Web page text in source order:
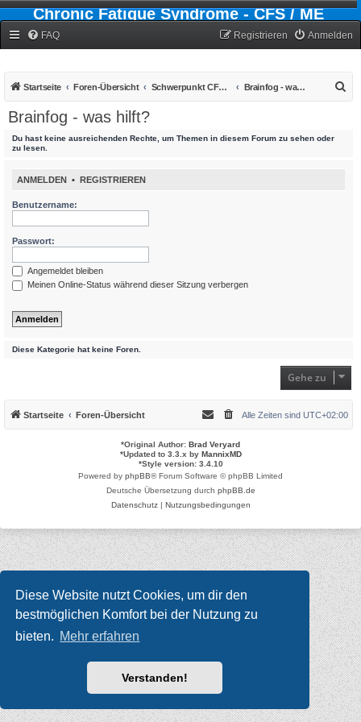
Diese Website nutzt Cookies, um dir den
bestmöglichen Komfort bei der Nutzung zu
bieten. Mehr erfahren
Verstanden!
Chronic Fatigue Syndrome - CFS / ME
FAQ Anmelden
Registrieren
Startseite Foren-Übersicht Schwerpunkt CFS - Chronic-Fatigue-Syndrom Brainfog - was hilft?
Brainfog - was hilft?
Du hast keine ausreichenden Rechte, um Themen in diesem Forum zu sehen oder
zu lesen.
ANMELDEN • REGISTRIEREN
Benutzername:
Passwort:
Angemeldet bleiben
Meinen Online-Status während dieser Sitzung verbergen
Diese Kategorie hat keine Foren.
Gehe zu
Startseite Foren-Übersicht Alle Zeiten sind UTC+02:00
*Original Author: Brad Veryard
*Updated to 3.3.x by MannixMD
*Style version: 3.4.10
Powered by phpBB® Forum Software © phpBB Limited
Deutsche Übersetzung durch phpBB.de
Datenschutz| Nutzungsbedingungen